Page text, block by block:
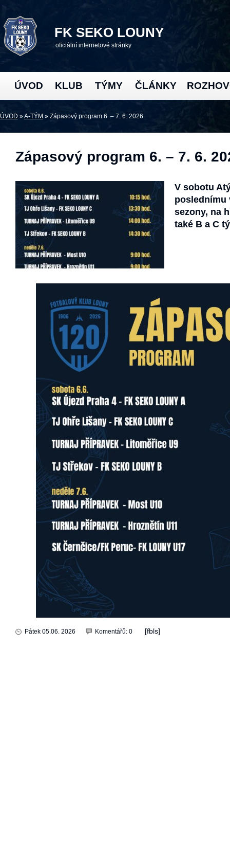
FK SEKO LOUNY
oficiální internetové stránky
ÚVOD KLUB TÝMY ČLÁNKY
ÚVOD »A-TÝM » Zápasový program 6. – 7. 6. 2026
Zápasový program 6. – 7. 6.
V sobotu
poslednímu
sezony, na
také B a C
Pátek 05.06. 2026 Komentářů: 0 [fbls]